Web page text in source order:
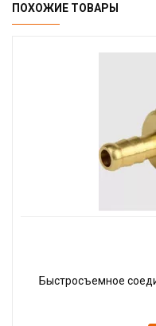
ПОХОЖИЕ ТОВАРЫ
Быстросъемное